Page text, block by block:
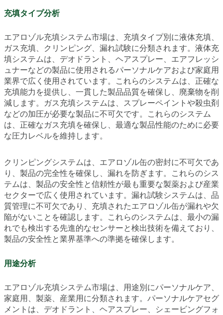
充填タイプ分析
エアロゾル充填システム市場は、充填タイプ別に液体充填、
ガス充填、クリンピング、漏れ試験に分類されます。液体充
填システムは、デオドラント、ヘアスプレー、エアフレッシ
ュナーなどの製品に使用されるパーソナルケアおよび家庭用
業界で広く使用されています。これらのシステムは、正確な
充填能力を提供し、一貫した製品品質を確保し、廃棄物を削
減します。ガス充填システムは、スプレーペイントや殺虫剤
などの加圧が必要な製品に不可欠です。これらのシステム
は、正確なガス充填を確保し、最適な製品性能のために必要
な圧力レベルを維持します。
クリンピングシステムは、エアロゾル缶の密封に不可欠であ
り、製品の完全性を確保し、漏れを防ぎます。これらのシス
テムは、製品の安全性と信頼性が最も重要な製薬および産業
セクターで広く使用されています。漏れ試験システムは、品
質管理に不可欠であり、充填されたエアロゾル缶が漏れや欠
陥がないことを確認します。これらのシステムは、最小の漏
れでも検出する先進的なセンサーと検出技術を備えており、
製品の安全性と業界基準への準拠を確保します。
用途分析
エアロゾル充填システム市場は、用途別にパーソナルケア、
家庭用、製薬、産業用に分類されます。パーソナルケアセグ
メントは、デオドラント、ヘアスプレー、シェービングフォ